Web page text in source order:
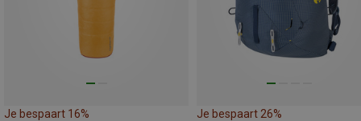
Je bespaart 16% Je bespaart 26%